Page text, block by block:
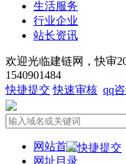
生活服务
行业企业
站长资讯
欢迎光临建链网，快审
1540901484
快捷提交 快速审核 qq
网站首页
网址目录